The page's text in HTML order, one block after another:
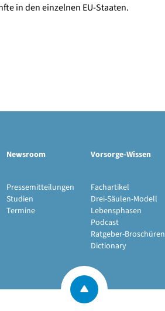
in den einzelnen EU-Staaten.
Newsroom
Pressemitteilungen
Studien
Termine
Vorsorge-Wissen
Fachartikel
Drei-Säulen-Modell
Lebensphasen
Podcast
Ratgeber-Broschüren
Dictionary